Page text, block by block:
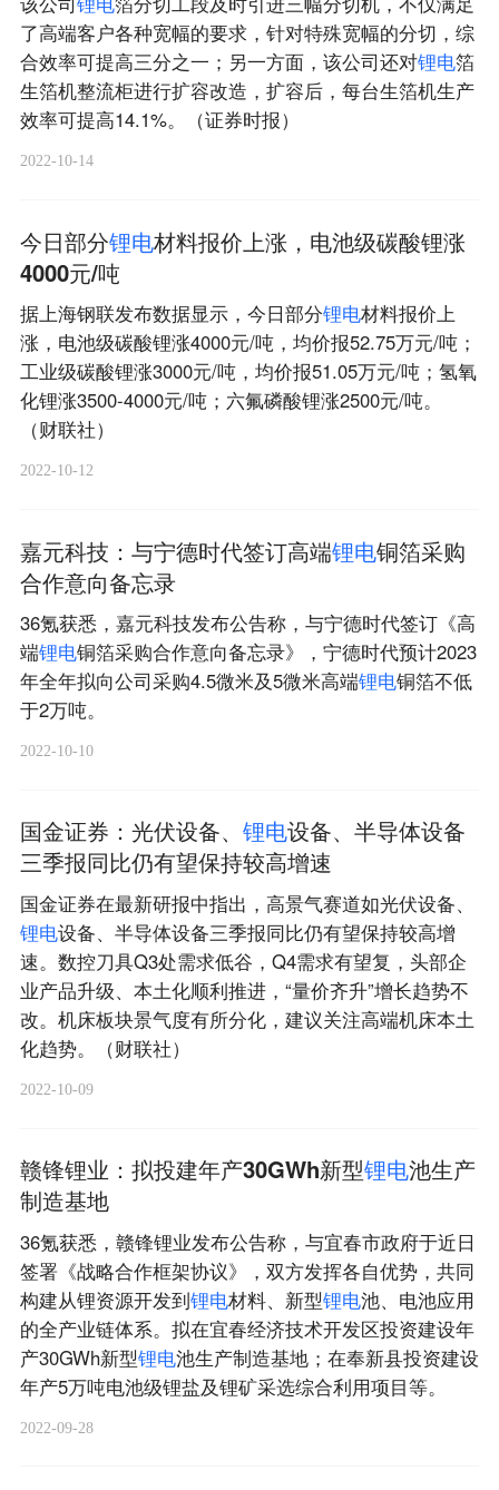
了高端客户各种宽幅的要求，针对特殊宽幅的分切，综
合效率可提高三分之一；另一方面，该公司还对锂电箔
生箔机整流柜进行扩容改造，扩容后，每台生箔机生产
效率可提高14.1%。（证券时报）
2022-10-14
今日部分锂电材料报价上涨，电池级碳酸锂涨
4000元/吨
据上海钢联发布数据显示，今日部分锂电材料报价上
涨，电池级碳酸锂涨4000元/吨，均价报52.75万元/吨；
工业级碳酸锂涨3000元/吨，均价报51.05万元/吨；氢氧
化锂涨3500-4000元/吨；六氟磷酸锂涨2500元/吨。
（财联社）
2022-10-12
嘉元科技：与宁德时代签订高端锂电铜箔采购
合作意向备忘录
36氪获悉，嘉元科技发布公告称，与宁德时代签订《高
端锂电铜箔采购合作意向备忘录》，宁德时代预计2023
年全年拟向公司采购4.5微米及5微米高端锂电铜箔不低
于2万吨。
2022-10-10
国金证券：光伏设备、 锂电设备、半导体设备
三季报同比仍有望保持较高增速
国金证券在最新研报中指出，高景气赛道如光伏设备、
锂电设备、半导体设备三季报同比仍有望保持较高增
速。数控刀具Q3处需求低谷，Q4需求有望复，头部企
业产品升级、本土化顺利推进，“量价齐升”增长趋势不
改。机床板块景气度有所分化，建议关注高端机床本土
化趋势。（财联社）
2022-10-09
赣锋锂业：拟投建年产30GWh新型锂电池生产
制造基地
36氪获悉，赣锋锂业发布公告称，与宜春市政府于近日
签署《战略合作框架协议》，双方发挥各自优势，共同
构建从锂资源开发到锂电材料、新型锂电池、电池应用
的全产业链体系。拟在宜春经济技术开发区投资建设年
产30GWh新型锂电池生产制造基地；在奉新县投资建设
年产5万吨电池级锂盐及锂矿采选综合利用项目等。
2022-09-28